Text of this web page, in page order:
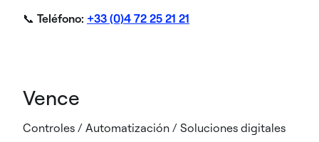
📞 Teléfono: +33 (0)4 72 25 21 21
Vence
Controles / Automatización / Soluciones digitales